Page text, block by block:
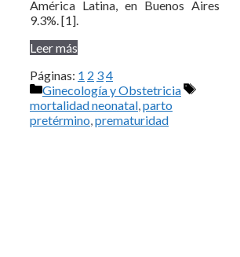
América Latina, en Buenos Aires
9.3%. [1].
Leer más
Páginas: 1 2 34
Categorías
Ginecología y Obstetricia
Etiquetas
mortalidad neonatal parto
pretérmino prematuridad